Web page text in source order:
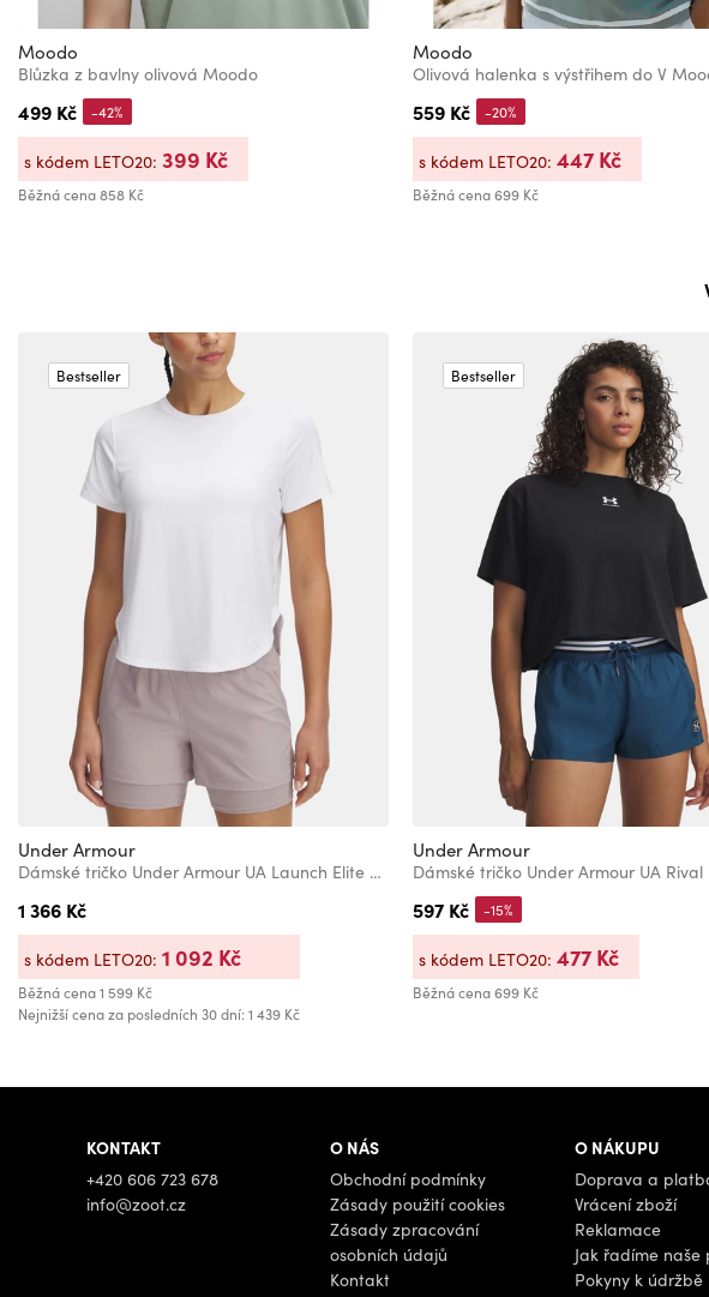
Moodo
Blůzka z bavlny olivová Moodo
499 Kč
Běžná cena858 Kč
-42%
s kódem LETO20: 399 Kč
Moodo
Olivová halenka s výstřihem do V
559 Kč
Běžná cena699 Kč
-20%
s kódem LETO20: 447 Kč
Bestseller
Under Armour
Dámské tričko Under Armour UA Launch Elite Shortsleeve
1 366 Kč
Běžná cena1 599 Kč
Nejnižší cena za posledních 30 dní: 1 439 Kč
s kódem LETO20: 1 092 Kč
Bestseller
Under Armour
597 Kč
Běžná cena699 Kč
-15%
s kódem LETO20: 477 Kč
KONTAKT
+420 606 723 678
info@zoot.cz
O NÁS
Obchodní podmínky
Zásady použití cookies
Zásady zpracování
osobních údajů
Kontakt
O NÁKUPU
Doprava a
Vrácení zboží
Reklamace
Jak řadíme naše
Pokyny k údržbě